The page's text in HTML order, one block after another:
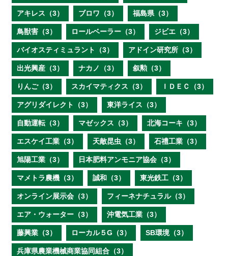
アキレス（3） ブロワ（3） 福島県（3）
鳥獣害（3） ロールベーラー（3） ジビエ（3）
バイオスティミュラント（3） アドイン研究所（3）
出光興産（3） ナカノ（3） 叙勲（3）
りんご（3） スカイマティクス（3） ＩＤＥＣ（3）
アグリダイレクト（3） 東洋ライス（3）
自動運転（3） マゼックス（3） 北海コーキ（3）
エスケイ工業（3） 天敵昆虫（3） 石禮工業（3）
旭陽工業（3） 日本肥料アンモニア協会（3）
マメトラ農機（3） 誠和（3） 東光鉄工（3）
オンライン展示会（3） フィーネナチュラル（3）
エア・ウォーター（3） 沖電気工業（3）
藤興業（3） ローカル５G（3） SB環境（3）
兵庫県農業機械商業協同組合（3）